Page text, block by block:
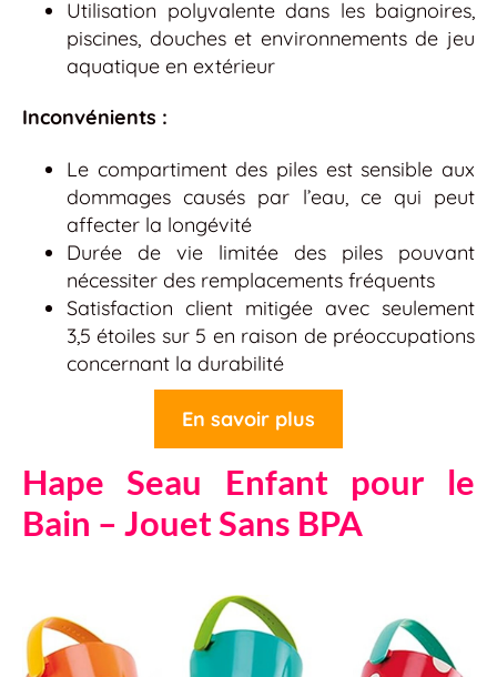
Utilisation polyvalente dans les baignoires,
piscines, douches et environnements de jeu
aquatique en extérieur
Inconvénients :
Le compartiment des piles est sensible aux
dommages causés par l’eau, ce qui peut
affecter la longévité
Durée de vie limitée des piles pouvant
nécessiter des remplacements fréquents
Satisfaction client mitigée avec seulement
3,5 étoiles sur 5 en raison de préoccupations
concernant la durabilité
En savoir plus
Hape Seau Enfant pour le
Bain – Jouet Sans BPA